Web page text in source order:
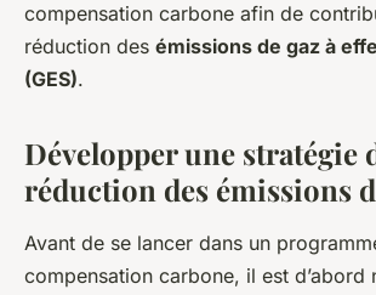
compensation carbone afin de
réduction des émissions de gaz à
(GES).
Développer une stratégie
réduction des émissions
Avant de se lancer dans un
compensation carbone, il est d’abord